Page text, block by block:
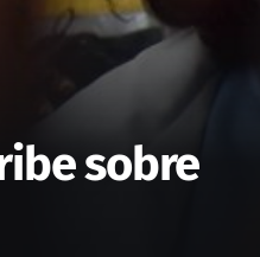
sobre